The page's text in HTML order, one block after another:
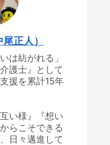
正人）
は紡がれる」
護士』として
援を累計15年
い様』『想い
らこそできる
日々邁進して